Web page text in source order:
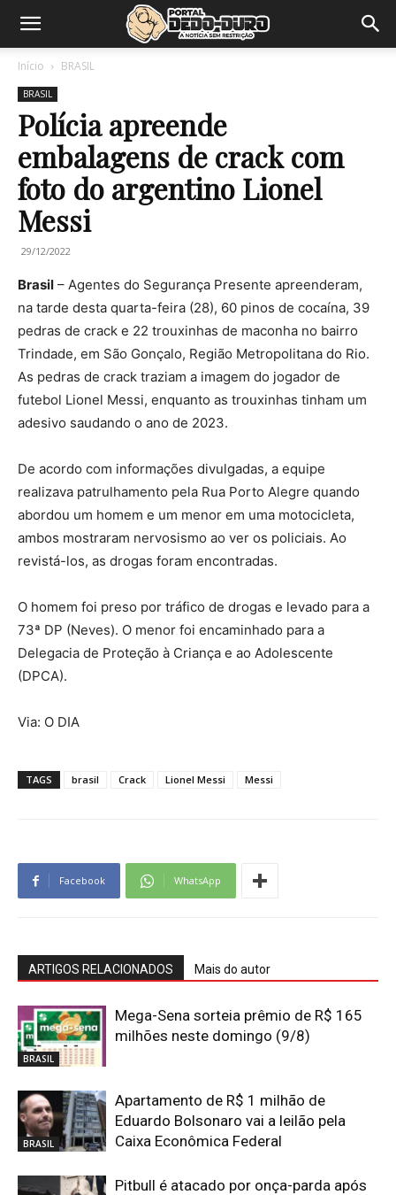
Início BRASIL
BRASIL
Polícia apreende
embalagens de crack com
foto do argentino Lionel
Messi
29/12/2022
Brasil – Agentes do Segurança Presente apreenderam,
na tarde desta quarta-feira (28), 60 pinos de cocaína, 39
pedras de crack e 22 trouxinhas de maconha no bairro
Trindade, em São Gonçalo, Região Metropolitana do Rio.
As pedras de crack traziam a imagem do jogador de
futebol Lionel Messi, enquanto as trouxinhas tinham um
adesivo saudando o ano de 2023.
De acordo com informações divulgadas, a equipe
realizava patrulhamento pela Rua Porto Alegre quando
abordou um homem e um menor em uma motocicleta,
ambos mostraram nervosismo ao ver os policiais. Ao
revistá-los, as drogas foram encontradas.
O homem foi preso por tráfico de drogas e levado para a
73ª DP (Neves). O menor foi encaminhado para a
Delegacia de Proteção à Criança e ao Adolescente
(DPCA).
Via: O DIA
TAGS brasil Crack Lionel Messi Messi
Facebook WhatsApp
ARTIGOS RELACIONADOS Mais do autor
BRASIL
Mega-Sena sorteia prêmio de R$ 165
milhões neste domingo (9/8)
BRASIL
Apartamento de R$ 1 milhão de
Eduardo Bolsonaro vai a leilão pela
Caixa Econômica Federal
Pitbull é atacado por onça-parda após